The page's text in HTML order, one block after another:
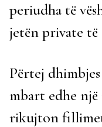
periudha të
jetën private
Përtej
mbart edhe një
rikujton fillimet